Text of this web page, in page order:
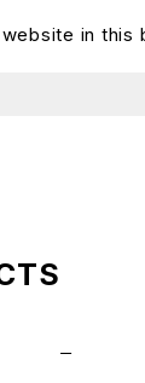
website in